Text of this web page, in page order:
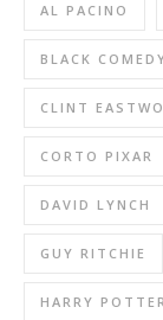
AL PACINO
BLACK
CLINT
CORTO PIXAR
DAVID LYNCH
GUY RITCHIE
HARRY